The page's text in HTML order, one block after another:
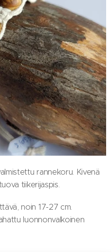
rannekoru. Kivenä
tiikerijaspis.
noin 17-27 cm.
luonnonvalkoinen